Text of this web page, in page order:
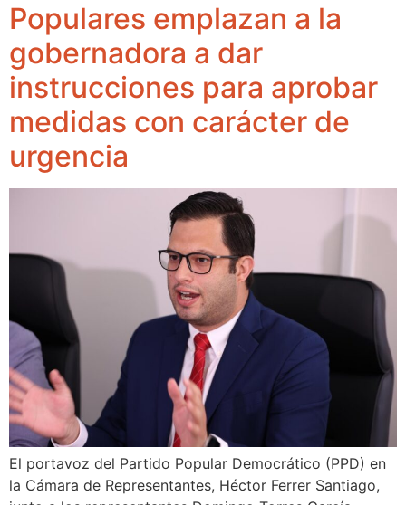
Populares emplazan a la
gobernadora a dar
instrucciones para aprobar
medidas con carácter de
urgencia
El portavoz del Partido Popular Democrático (PPD) en
la Cámara de Representantes, Héctor Ferrer Santiago,